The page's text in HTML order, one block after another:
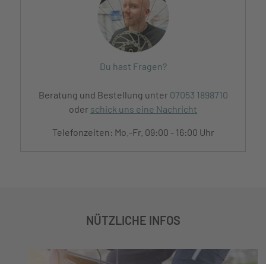
Du hast Fragen?
Beratung und Bestellung unter 07053 1898710
oder schick uns eine Nachricht
Telefonzeiten: Mo.-Fr. 09:00 - 16:00 Uhr
NÜTZLICHE INFOS